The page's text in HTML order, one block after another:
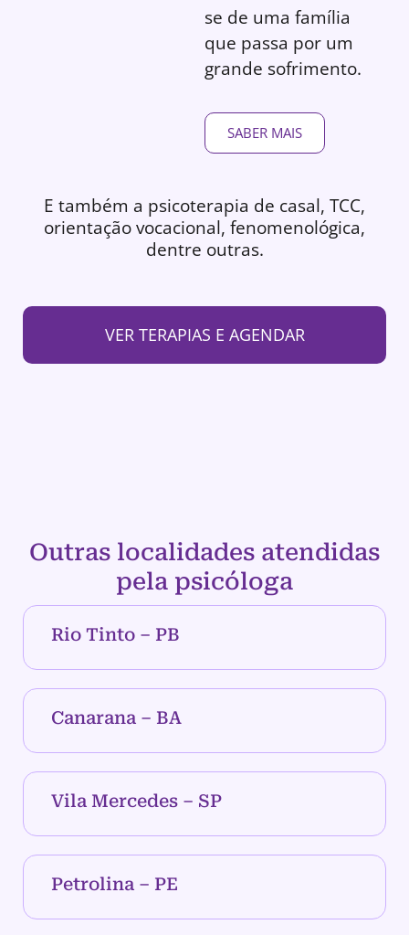
se de uma família
que passa por um
grande sofrimento.
SABER MAIS
E também a psicoterapia de casal, TCC,
orientação vocacional, fenomenológica,
dentre outras.
VER TERAPIAS E AGENDAR
Outras localidades atendidas
pela psicóloga
Rio Tinto – PB
Canarana – BA
Vila Mercedes – SP
Petrolina – PE